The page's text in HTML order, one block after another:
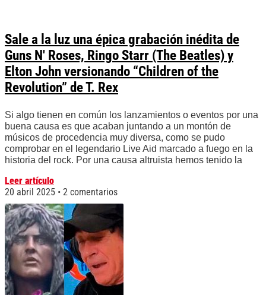
Sale a la luz una épica grabación inédita de
Guns N' Roses, Ringo Starr (The Beatles) y
Elton John versionando “Children of the
Revolution” de T. Rex
Si algo tienen en común los lanzamientos o eventos por una
buena causa es que acaban juntando a un montón de
músicos de procedencia muy diversa, como se pudo
comprobar en el legendario Live Aid marcado a fuego en la
historia del rock. Por una causa altruista hemos tenido la
Leer artículo
20 abril 2025
2 comentarios